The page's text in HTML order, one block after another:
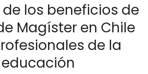
los beneficios de
Magíster en Chile
de la
educación